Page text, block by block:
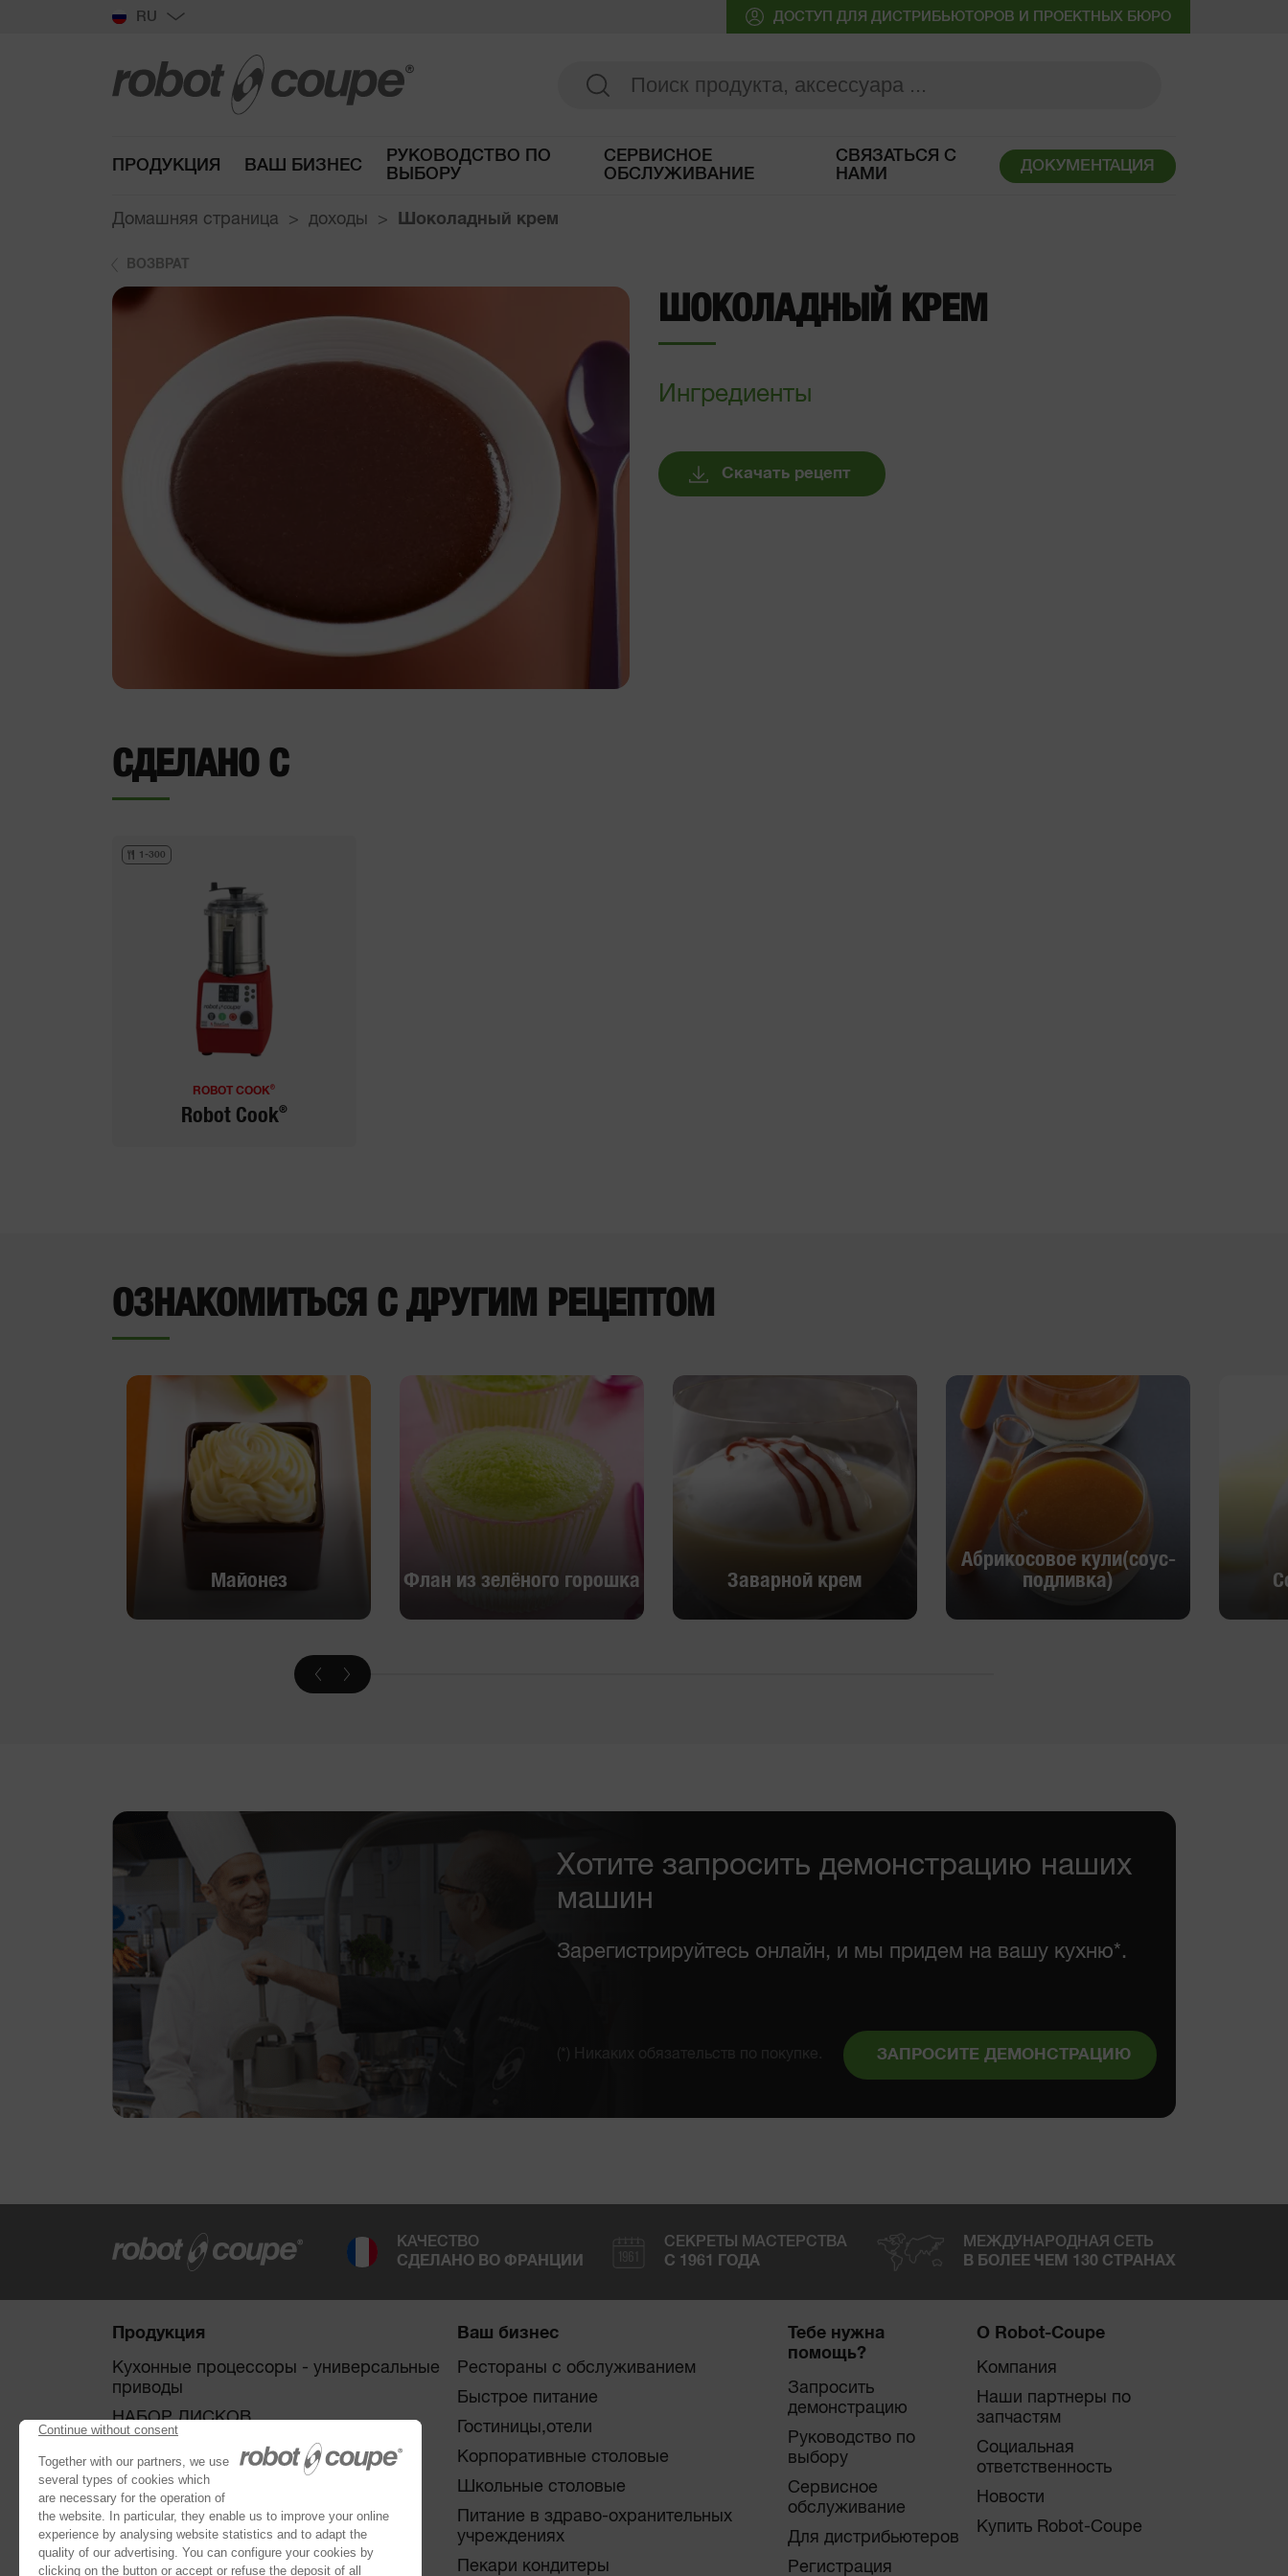
RU ДОСТУП ДЛЯ ДИСТРИБЬЮТОРОВ И ПРОЕКТНЫХ БЮРО
ПРОДУКЦИЯ ВАШ БИЗНЕС
РУКОВОДСТВО ПО
ВЫБОРУ
СЕРВИСНОЕ
ОБСЛУЖИВАНИЕ
СВЯЗАТЬСЯ С
НАМИ
ДОКУМЕНТАЦИЯ
Домашняя страница доходы Шоколадный крем
ВОЗВРАТ
ШОКОЛАДНЫЙ КРЕМ
Ингредиенты
Скачать рецепт
СДЕЛАНО С
1-300
ROBOT COOK ®
Robot Cook®
ОЗНАКОМИТЬСЯ С ДРУГИМ РЕЦЕПТОМ
Майонез Флан из зелёного горошка Заварной крем
Абрикосовое кули(соус-
подливка)
Хотите запросить демонстрацию наших
машин
Зарегистрируйтесь онлайн, и мы придем на вашу кухню*.
(*) Никаких обязательств по покупке. ЗАПРОСИТЕ ДЕМОНСТРАЦИЮ
КАЧЕСТВО
СДЕЛАНО ВО ФРАНЦИИ
СЕКРЕТЫ МАСТЕРСТВА
С 1961 ГОДА
МЕЖДУНАРОДНАЯ СЕТЬ
В БОЛЕЕ ЧЕМ 130 СТРАНАХ
Продукция
Кухонные процессоры - универсальные
приводы
НАБОР ДИСКОВ
КУТТЕРЫ
Robot Cook
Blixer ®
Кухонные блендеры
Ваш бизнес
Рестораны с обслуживанием
Быстрое питание
Гостиницы,отели
Корпоративные столовые
Школьные столовые
Питание в здраво-охранительных
учреждениях
Пекари кондитеры
Тебе нужна
помощь?
Запросить
демонстрацию
Руководство по
выбору
Сервисное
обслуживание
Для дистрибьютеров
Регистрация
О Robot-Coupe
Компания
Наши партнеры по
запчастям
Социальная
ответственность
Новости
Купить Robot-Coupe
Доступ к Руководству по выбору